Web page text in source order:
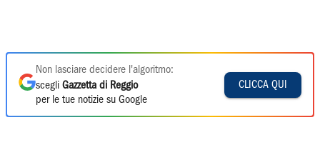
Non lasciare decidere l'algoritmo:
scegli Gazzetta di Reggio
per le tue notizie su Google
CLICCA QUI